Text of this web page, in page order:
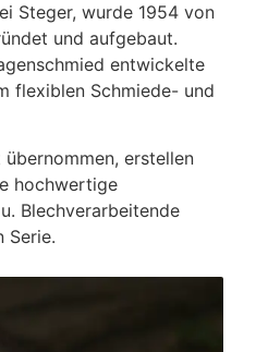
Steger, wurde 1954 von
und aufgebaut.
entwickelte
flexiblen Schmiede- und
erstellen
hochwertige
Blechverarbeitende
Serie.